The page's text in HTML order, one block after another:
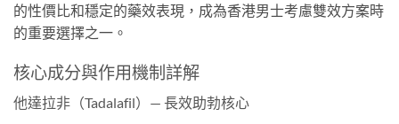
的性價比和穩定的藥效表現，成為香港男士考慮雙效方案時
的重要選擇之一。
核心成分與作用機制詳解
他達拉非（Tadalafil）— 長效助勃核心